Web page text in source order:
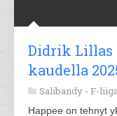
Didrik Lillas
kaudella
Salibandy - F-
Happee on tehnyt